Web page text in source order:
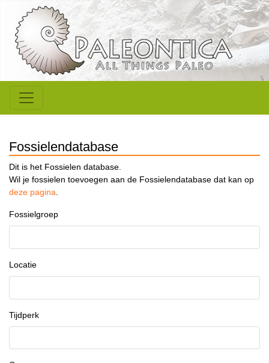
Fossielendatabase
Dit is het Fossielen database.
Wil je fossielen toevoegen aan de Fossielendatabase dat kan op
deze pagina.
Fossielgroep
Locatie
Tijdperk